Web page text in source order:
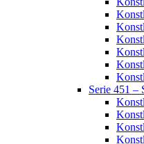
Serie 451 –